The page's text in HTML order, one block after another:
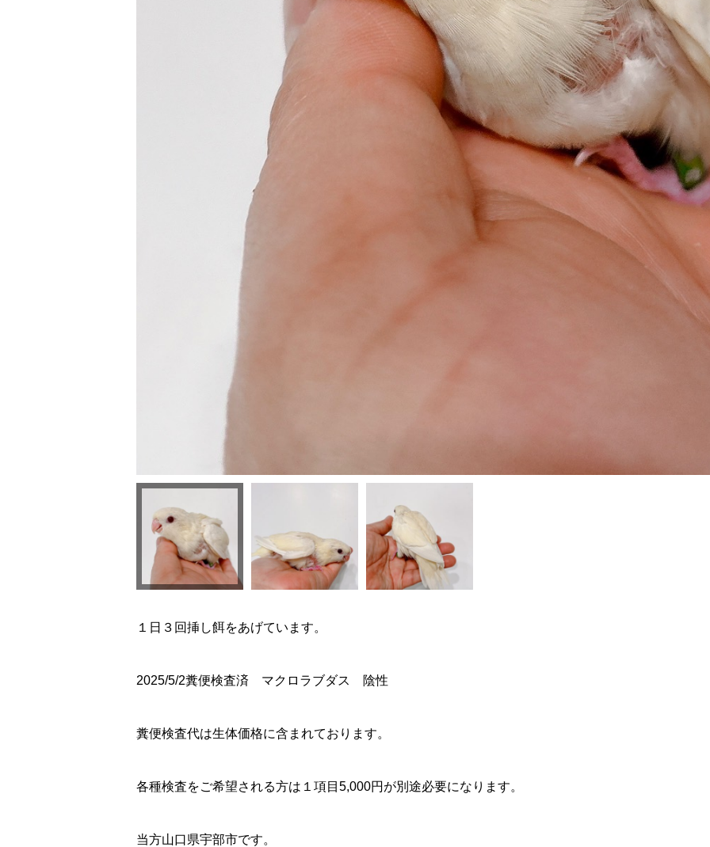
１日３回挿し餌をあげています。
2025/5/2糞便検査済 マクロラブダス 陰性
糞便検査代は生体価格に含まれております。
各種検査をご希望される方は１項目5,000円が別途必要になります。
当方山口県宇部市です。